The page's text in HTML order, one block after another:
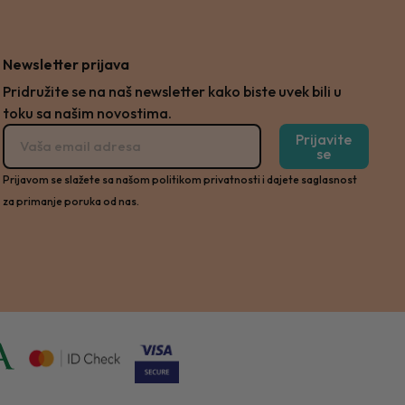
Newsletter prijava
Pridružite se na naš newsletter kako biste uvek bili u
toku sa našim novostima.
Prijavite
se
Prijavom se slažete sa našom politikom privatnosti i dajete saglasnost
za primanje poruka od nas.